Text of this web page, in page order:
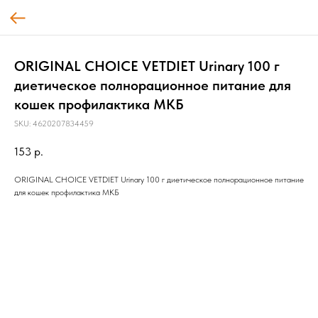
ORIGINAL CHOICE VETDIET Urinary 100 г
диетическое полнорационное питание для
кошек профилактика МКБ
SKU: 4620207834459
153 р.
ORIGINAL CHOICE VETDIET Urinary 100 г диетическое полнорационное питание
для кошек профилактика МКБ